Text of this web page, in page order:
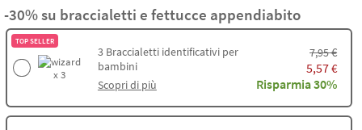
-30% su braccialetti e fettucce appendiabito
TOP SELLER
x 3
3Braccialetti identificativi per
bambini
Scopri di più
7,95€
5,57€
Risparmia 30%